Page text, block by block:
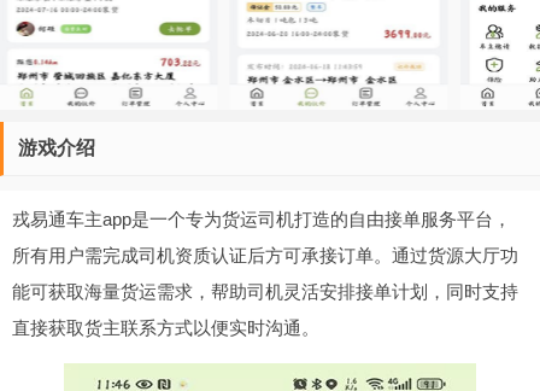
游戏介绍
戎易通车主app是一个专为货运司机打造的自由接单服务平台，
所有用户需完成司机资质认证后方可承接订单。通过货源大厅功
能可获取海量货运需求，帮助司机灵活安排接单计划，同时支持
直接获取货主联系方式以便实时沟通。